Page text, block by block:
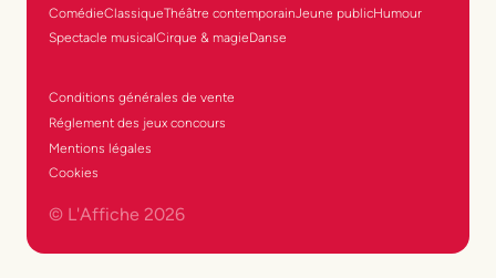
ComédieClassiqueThéâtre contemporainJeune publicHumour
Spectacle musicalCirque & magieDanse
Conditions générales de vente
Réglement des jeux concours
Mentions légales
Cookies
© L'Affiche 2026